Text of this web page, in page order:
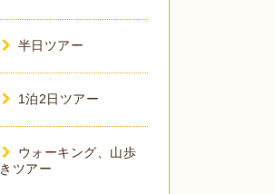
半日ツアー
1泊2日ツアー
ウォーキング、山歩
きツアー